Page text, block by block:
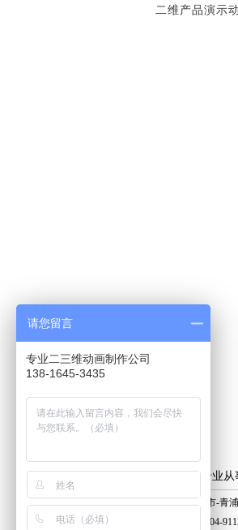
二维产品演示
上海艺虎专业
地 址：上海市-青
电 话：400-804-
请您留言
专业二三维动画制作公司
138-1645-3435